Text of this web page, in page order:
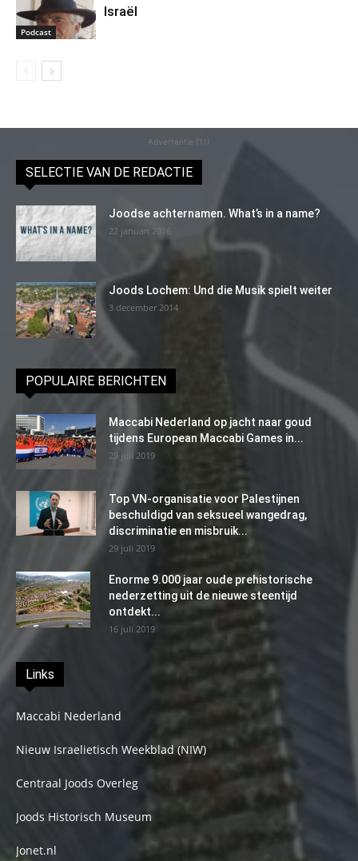
Podcast
Israël
Advertentie (11)
SELECTIE VAN DE REDACTIE
Joodse achternamen. What’s in a name?
22 januari 2016
Joods Lochem: Und die Musik spielt weiter
3 december 2014
POPULAIRE BERICHTEN
Maccabi Nederland op jacht naar goud
tijdens European Maccabi Games in...
29 juli 2019
Top VN-organisatie voor Palestijnen
beschuldigd van seksueel wangedrag,
discriminatie en misbruik...
29 juli 2019
Enorme 9.000 jaar oude prehistorische
nederzetting uit de nieuwe steentijd
ontdekt...
16 juli 2019
Links
Maccabi Nederland
Nieuw Israelietisch Weekblad (NIW)
Centraal Joods Overleg
Joods Historisch Museum
Jonet.nl